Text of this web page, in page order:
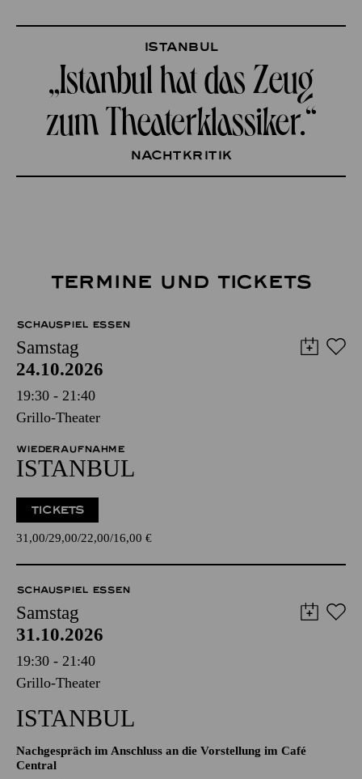
Istanbul
„Istanbul hat das Zeug­
zum Theaterklassiker.“
nachtkritik
TERMINE UND TICKETS
SCHAUSPIEL ESSEN
Samstag
24.10.2026
19:30 - 21:40
Grillo-Theater
WIEDERAUFNAHME
ISTANBUL
TICKETS
31,00 29,00 22,00 16,00 €
SCHAUSPIEL ESSEN
Samstag
31.10.2026
19:30 - 21:40
Grillo-Theater
ISTANBUL
Nachgespräch im Anschluss an die Vorstellung im Café
Central